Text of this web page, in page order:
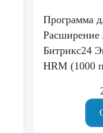
Программа
Расширение
Битрикс24
HRM (1000